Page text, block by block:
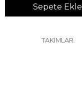
Sepete Ekle
TAKIMLAR